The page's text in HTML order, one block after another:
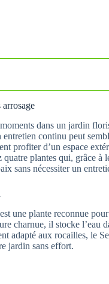
dans un jardin
continu peut
profiter d’un espace
plantes qui, grâce à
sans nécessiter un
une plante reconnue
charnue, il stocke l’eau
adapté aux rocailles, le
jardin sans effort.